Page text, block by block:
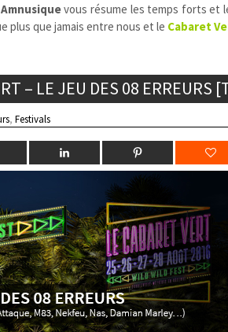
Amnusiquevous résume les temps forts et
plus que jamais entre nous et le Cabaret
– LE JEU DES 08 ERREURS
,Festivals